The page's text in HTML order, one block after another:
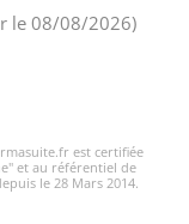
le 08/08/2026)
est certifiée
et au référentiel de
le 28 Mars 2014.